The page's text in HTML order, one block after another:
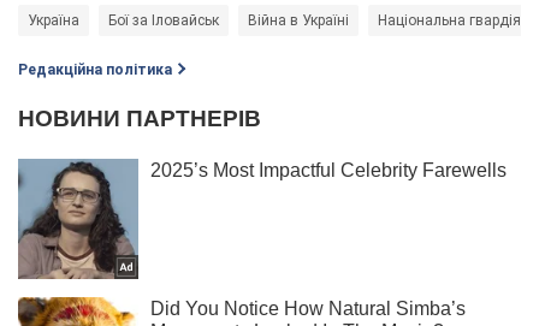
Україна Бої за Іловайськ Війна в Україні Національна гвардія
Редакційна політика